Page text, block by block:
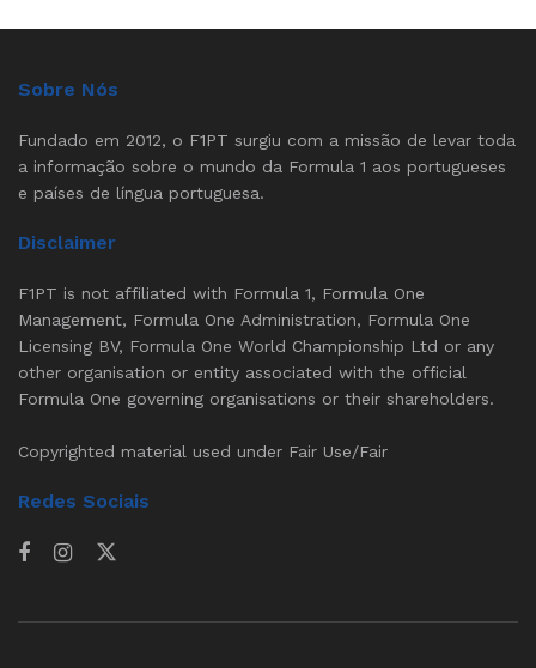
Sobre Nós
Fundado em 2012, o F1PT surgiu com a missão de levar toda
a informação sobre o mundo da Formula 1 aos portugueses
e países de língua portuguesa.
Disclaimer
F1PT is not affiliated with Formula 1, Formula One
Management, Formula One Administration, Formula One
Licensing BV, Formula One World Championship Ltd or any
other organisation or entity associated with the official
Formula One governing organisations or their shareholders.
Copyrighted material used under Fair Use/Fair
Redes Sociais